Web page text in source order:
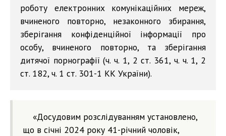
роботу електронних комунікаційних мереж,
вчиненого повторно, незаконного збирання,
зберігання конфіденційної інформації про
особу, вчиненого повторно, та зберігання
дитячої порнографії (ч. ч. 1, 2 ст. 361, ч. ч. 1, 2
ст. 182, ч. 1 ст. 301-1 КК України).
«Досудовим розслідуванням установлено,
що в січні 2024 року 41-річний чоловік,